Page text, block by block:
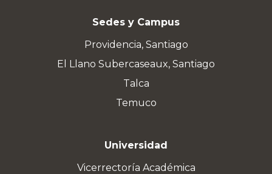
Sedes y Campus
Providencia, Santiago
El Llano Subercaseaux, Santiago
Talca
Temuco
Universidad
Vicerrectoría Académica